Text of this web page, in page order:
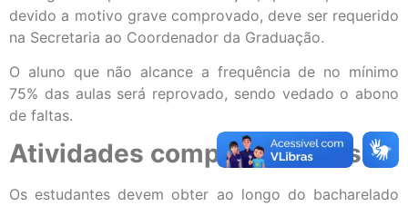
devido a motivo grave comprovado, deve ser requerido
na Secretaria ao Coordenador da Graduação.
O aluno que não alcance a frequência de no mínimo
75% das aulas será reprovado, sendo vedado o abono
de faltas.
Atividades complementares
Os estudantes devem obter ao longo do bacharelado